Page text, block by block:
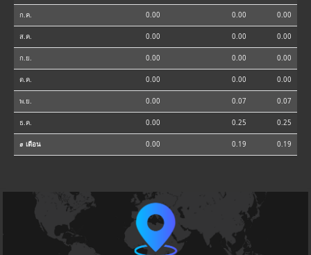
ก.ค. 0.00 0.00 0.00
ส.ค. 0.00 0.00 0.00
ก.ย. 0.00 0.00 0.00
ต.ค. 0.00 0.00 0.00
พ.ย. 0.00 0.07 0.07
ธ.ค. 0.00 0.25 0.25
⌀ เดือน 0.00 0.19 0.19